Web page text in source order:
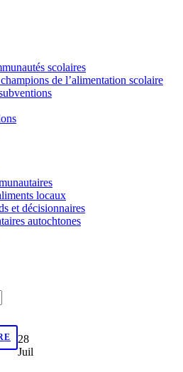
scolaires
de l’alimentation scolaire
locaux
et décisionnaires
autochtones
28
Juil